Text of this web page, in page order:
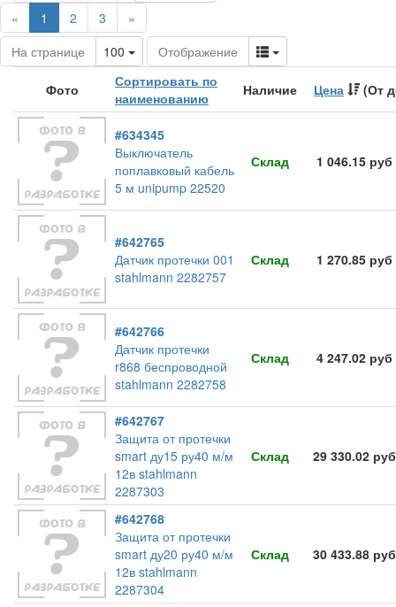
« 1 (current)
2 3
»
На странице
100 Toggle Dropdown
Отображение Toggle Dropdown
Фото
Сортировать по
наименованию
Наличие Цена (От
#634345
Выключатель
поплавковый кабель
5 м unipump 22520
Склад 1 046.15 руб
#642765
Датчик протечки 001
stahlmann 2282757
Склад 1 270.85 руб
#642766
Датчик протечки
r868 беспроводной
stahlmann 2282758
Склад 4 247.02 руб
#642767
Защита от протечки
smart ду15 ру40 м/м
12в stahlmann
2287303
Склад 29 330.02 руб
#642768
Защита от протечки
smart ду20 ру40 м/м
12в stahlmann
2287304
Склад 30 433.88 руб